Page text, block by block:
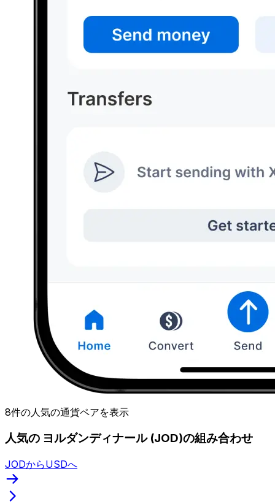
8件の人気の通貨ペアを表示
人気の ヨルダンディナール (JOD)の組み合わせ
JODからUSDへ